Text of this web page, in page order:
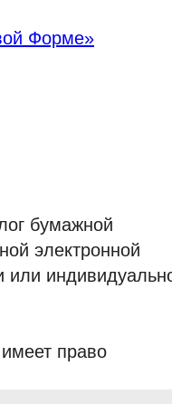
Форме»
бумажной
электронной
или
право